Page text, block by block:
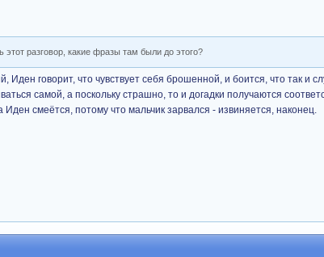
этот разговор, какие фразы там были до этого?
говорит, что чувствует себя брошенной, и боится, что так и
самой, а поскольку страшно, то и догадки получаются
Иден смеётся, потому что мальчик зарвался - извиняется, наконец.